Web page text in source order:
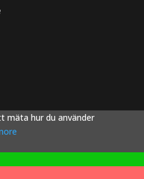
mäta hur du använder